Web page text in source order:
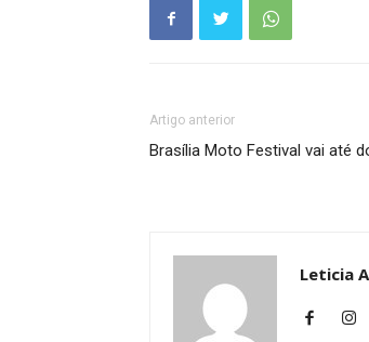
Artigo anterior
Brasília Moto Festival vai até
Leticia